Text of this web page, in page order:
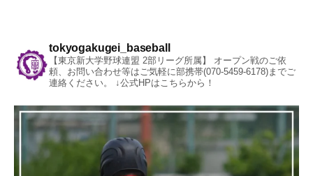
tokyogakugei_baseball
【東京新大学野球連盟 2部リーグ所属】
オープン戦のご依
頼、お問い合わせ等はご気軽に部携帯(070-5459-6178)までご
連絡ください。
↓公式HPはこちらから！